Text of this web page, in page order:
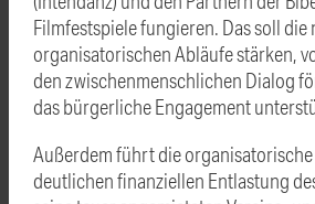
Filmfestspiele fungieren. Das soll
organisatorischen Abläufe stärken,
den zwischenmenschlichen Dialog
das bürgerliche Engagement
Außerdem führt die
deutlichen finanziellen Entlastung